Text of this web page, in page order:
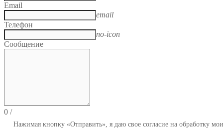
Email
email
Телефон
no-icon
Сообщение
0 /
Нажимая кнопку «Отправить», я даю свое согласие на обработку